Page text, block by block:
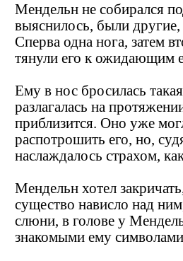
Мендельн не собирался
выяснилось, были
Сперва одна нога, затем
тянули его к ожидающим
Ему в нос бросилась
разлагалась на
приблизится. Оно уже
распотрошить его, но,
наслаждалось страхом,
Мендельн хотел
существо нависло над
слюни, в голове у
знакомыми ему